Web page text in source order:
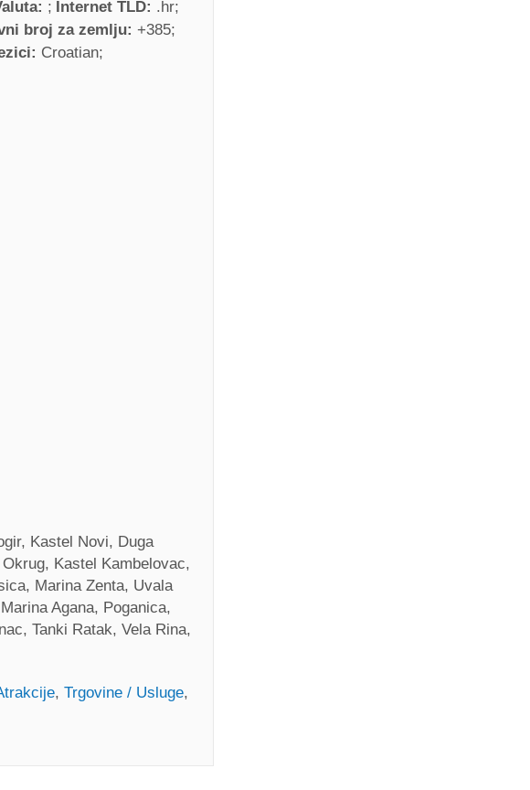
Internet TLD: .hr
broj za zemlju: +385
Croatian
Kastel Novi, Duga
Kastel Kambelovac,
Marina Zenta, Uvala
Agana, Poganica,
Tanki Ratak, Vela Rina,
, Trgovine / Usluge,